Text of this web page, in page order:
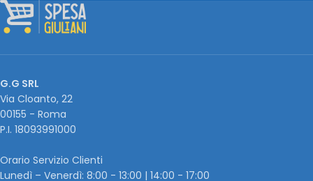
G.G SRL
Via Cloanto, 22
00155 - Roma
P.I. ‭18093991000
Orario Servizio Clienti
Lunedì – Venerdì: 8:00 - 13:00 | 14:00 - 17:00